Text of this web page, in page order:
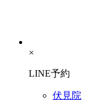
×
LINE予約
伏見院